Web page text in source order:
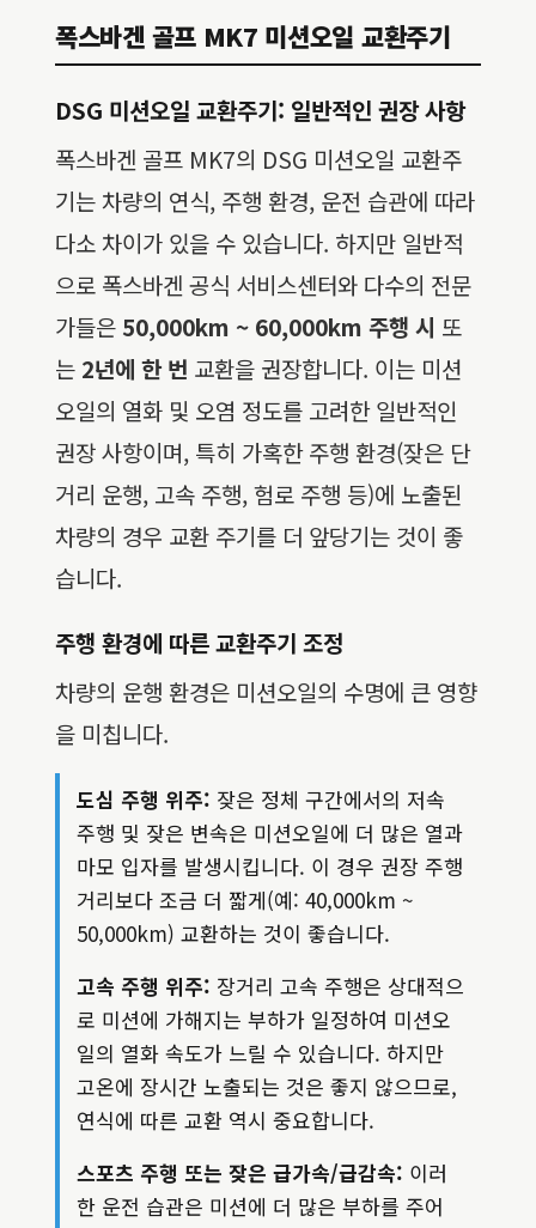
폭스바겐 골프 MK7 미션오일 교환주기
DSG 미션오일 교환주기: 일반적인 권장 사항
폭스바겐 골프 MK7의 DSG 미션오일 교환주
기는 차량의 연식, 주행 환경, 운전 습관에 따라
다소 차이가 있을 수 있습니다. 하지만 일반적
으로 폭스바겐 공식 서비스센터와 다수의 전문
가들은 50,000km ~ 60,000km 주행 시 또
는 2년에 한 번 교환을 권장합니다. 이는 미션
오일의 열화 및 오염 정도를 고려한 일반적인
권장 사항이며, 특히 가혹한 주행 환경(잦은 단
거리 운행, 고속 주행, 험로 주행 등)에 노출된
차량의 경우 교환 주기를 더 앞당기는 것이 좋
습니다.
주행 환경에 따른 교환주기 조정
차량의 운행 환경은 미션오일의 수명에 큰 영향
을 미칩니다.
도심 주행 위주: 잦은 정체 구간에서의 저속
주행 및 잦은 변속은 미션오일에 더 많은 열과
마모 입자를 발생시킵니다. 이 경우 권장 주행
거리보다 조금 더 짧게(예: 40,000km ~
50,000km) 교환하는 것이 좋습니다.
고속 주행 위주: 장거리 고속 주행은 상대적으
로 미션에 가해지는 부하가 일정하여 미션오
일의 열화 속도가 느릴 수 있습니다. 하지만
고온에 장시간 노출되는 것은 좋지 않으므로,
연식에 따른 교환 역시 중요합니다.
스포츠 주행 또는 잦은 급가속/급감속: 이러
한 운전 습관은 미션에 더 많은 부하를 주어